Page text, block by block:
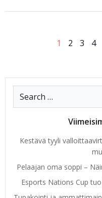
PostsPage
1 Page
2 Page
3 4
Search
Kestävä tyyli
Pelaajan oma soppi –
Esports Nations Cup